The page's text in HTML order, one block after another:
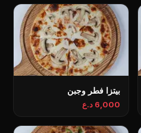
بيتزا فطر وجبن
6,000 د.ع